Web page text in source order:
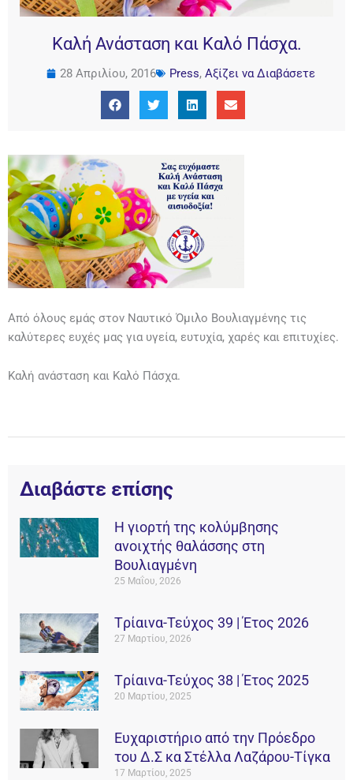
Kαλή Ανάσταση και Καλό Πάσχα.
28 Απριλίου, 2016 Press, Αξίζει να Διαβάσετε
Από όλους εμάς στον Ναυτικό Όμιλο Βουλιαγμένης τις
καλύτερες ευχές μας για υγεία, ευτυχία, χαρές και επιτυχίες.
Καλή ανάσταση και Καλό Πάσχα.
Διαβάστε επίσης
Η γιορτή της κολύμβησης
ανοιχτής θαλάσσης στη
Βουλιαγμένη
25 Μαΐου, 2026
Tρίαινα-Τεύχος 39 | Έτος 2026
27 Μαρτίου, 2026
Tρίαινα-Τεύχος 38 | Έτος 2025
20 Μαρτίου, 2025
Ευχαριστήριο από την Πρόεδρο
του Δ.Σ κα Στέλλα Λαζάρου-Τίγκα
17 Μαρτίου, 2025